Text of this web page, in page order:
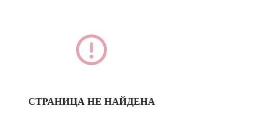
СТРАНИЦА НЕ НАЙДЕНА